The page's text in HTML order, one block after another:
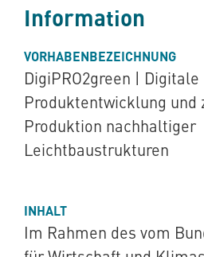
Information
VORHABENBEZEICHNUNG
DigiPRO2green |
Produktentwicklung und
Produktion nachhaltiger
Leichtbaustrukturen
INHALT
Im Rahmen des vom